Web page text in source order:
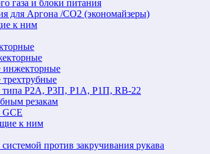
газа и блоки питания
для Аргона /СО2 (экономайзеры)
к ним
инжекторные
типа Р2А, Р3П, Р1А, Р1П, RB-22
резакам
GCE
к ним
против закручивания рукава